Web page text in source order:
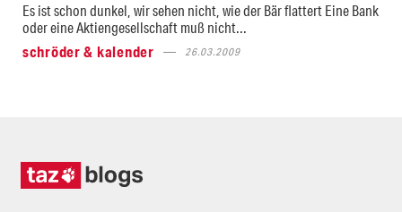
Es ist schon dunkel, wir sehen nicht, wie der Bär flattert Eine Bank
oder eine Aktiengesellschaft muß nicht...
schröder & kalender
26.03.2009